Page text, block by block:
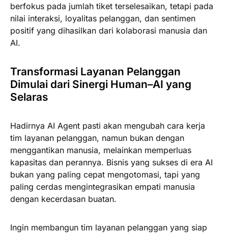
berfokus pada jumlah tiket terselesaikan, tetapi pada
nilai interaksi, loyalitas pelanggan, dan sentimen
positif yang dihasilkan dari kolaborasi manusia dan
AI.
Transformasi Layanan Pelanggan
Dimulai dari Sinergi Human–AI yang
Selaras
Hadirnya AI Agent pasti akan mengubah cara kerja
tim layanan pelanggan, namun bukan dengan
menggantikan manusia, melainkan memperluas
kapasitas dan perannya. Bisnis yang sukses di era AI
bukan yang paling cepat mengotomasi, tapi yang
paling cerdas mengintegrasikan empati manusia
dengan kecerdasan buatan.
Ingin membangun tim layanan pelanggan yang siap